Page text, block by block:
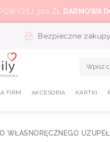
300 ZŁ DARMOWA
Bezpieczne
FIRM AKCESORIA KARTKI
WŁASNORĘCZNEGO